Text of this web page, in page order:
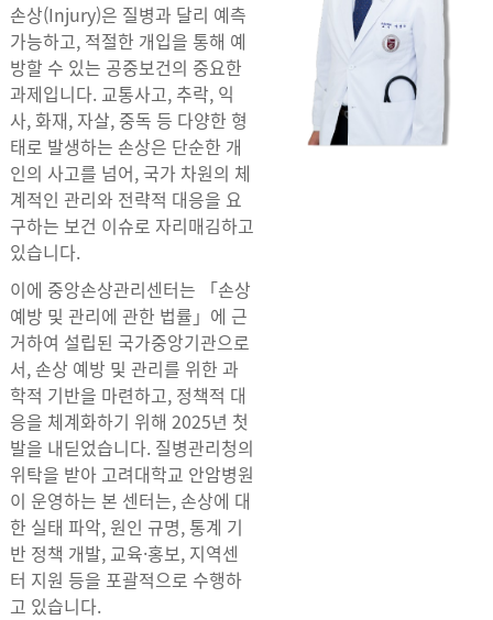
손상(Injury)은 질병과 달리 예측
가능하고, 적절한 개입을 통해 예
방할 수 있는 공중보건의 중요한
과제입니다. 교통사고, 추락, 익
사, 화재, 자살, 중독 등 다양한 형
태로 발생하는 손상은 단순한 개
인의 사고를 넘어, 국가 차원의 체
계적인 관리와 전략적 대응을 요
구하는 보건 이슈로 자리매김하고
있습니다.
이에 중앙손상관리센터는 「손상
예방 및 관리에 관한 법률」에 근
거하여 설립된 국가중앙기관으로
서, 손상 예방 및 관리를 위한 과
학적 기반을 마련하고, 정책적 대
응을 체계화하기 위해 2025년 첫
발을 내딛었습니다. 질병관리청의
위탁을 받아 고려대학교 안암병원
이 운영하는 본 센터는, 손상에 대
한 실태 파악, 원인 규명, 통계 기
반 정책 개발, 교육·홍보, 지역센
터 지원 등을 포괄적으로 수행하
고 있습니다.